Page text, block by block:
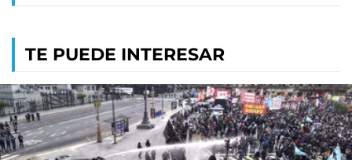
TE PUEDE INTERESAR